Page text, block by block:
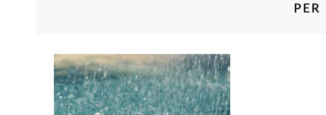
PER